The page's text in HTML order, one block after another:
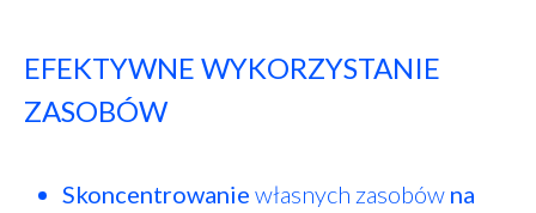
EFEKTYWNE WYKORZYSTANIE
ZASOBÓW
Skoncentrowanie własnych zasobów na